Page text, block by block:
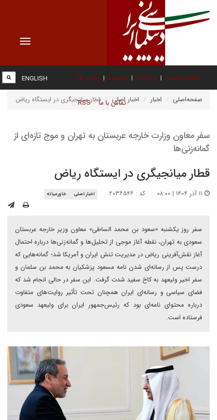
Toggle
صفحه نخست درباره ما عضویت پیوند ها
تماس با ما RSS
ENGLISH
صفحه‌اصلی اخبار اخبار اصلی قطار میانجیگری در ایستگاه ریاض
سفر معاون وزارت خارجه عربستان به تهران و موج تازه‌ای از
گمانه‌زنی‌ها
قطار میانجیگری در ایستگاه ریاض
کد : ۲۰۳۶۵۴۶ اخبار اصلی خاورمیانه
سفر روز یکشنبه «سعود بن محمد الساطی» معاون وزیر خارجه عربستان
سعودی به تهران، نقطه آغاز موجی از تحلیل‌ها و گمانه‌زنی‌ها درباره احتمال
آغاز نقش‌آفرینی ریاض در مدیریت تنش ایران و آمریکا شد؛ گمانه‌هایی که
درست پس از رسانه‌ای شدن نامه مسعود پزشکیان به محمد بن سلمان و
سفر اخیر ولیعهد به کاخ سفید شدت گرفت. این سفر در حالی انجام شد که
فضای سیاسی و رسانه‌ای ایران همچنان تحت تأثیر روایت‌های متفاوت
درباره محتوای نامه‌ای بود که رئیس‌جمهور ایران برای ولیعهد سعودی
فرستاده است.